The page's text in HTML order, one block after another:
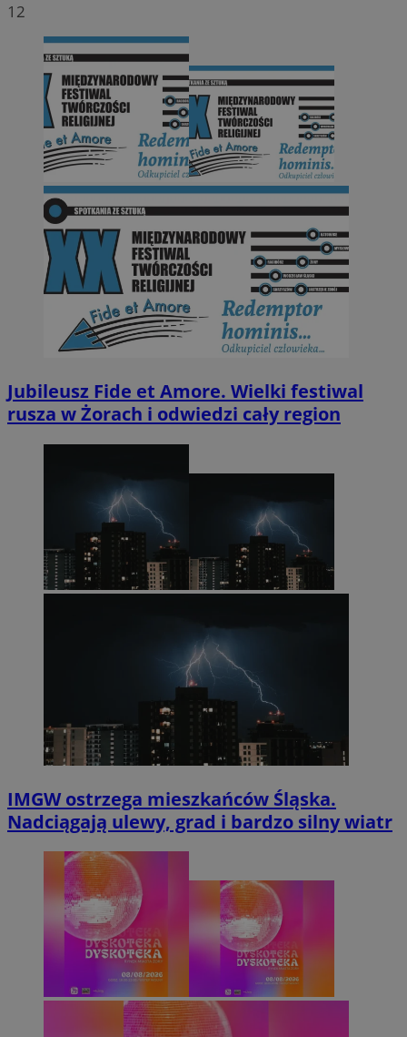
12
Jubileusz Fide et Amore. Wielki festiwal
rusza w Żorach i odwiedzi cały region
IMGW ostrzega mieszkańców Śląska.
Nadciągają ulewy, grad i bardzo silny wiatr